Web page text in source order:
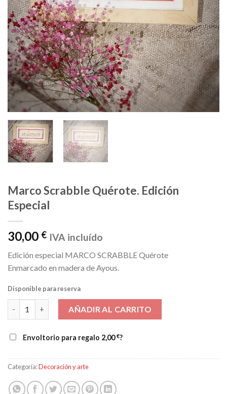
Marco Scrabble Quérote. Edición
Especial
30,00 € IVA incluído
Edición especial MARCO SCRABBLE Quérote
Enmarcado en madera de Ayous.
Disponible para reserva
Marco Scrabble Quérote. Edición Especial cantidad
AÑADIR AL CARRITO
Envoltorio para regalo 2,00€?
Categoría:Decoración y arte